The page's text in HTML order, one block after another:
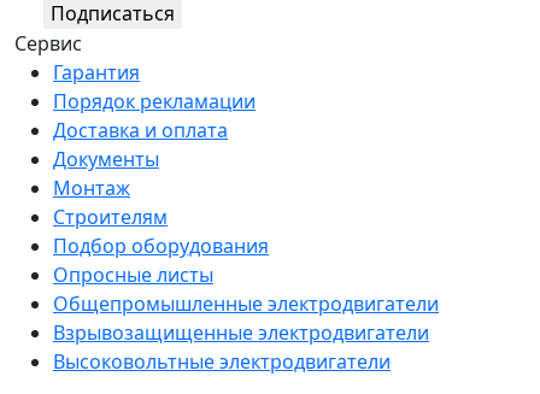
Подписаться
Сервис
Гарантия
Порядок рекламации
Доставка и оплата
Документы
Монтаж
Строителям
Подбор оборудования
Опросные листы
Общепромышленные электродвигатели
Взрывозащищенные электродвигатели
Высоковольтные электродвигатели